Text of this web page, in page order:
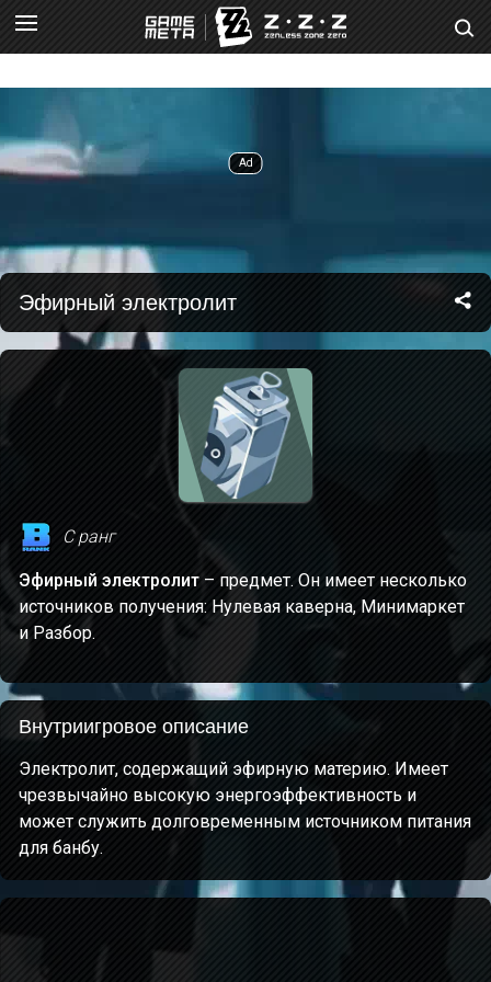
Эфирный электролит
С ранг
Эфирный электролит – предмет. Он имеет несколько
источников получения: Нулевая каверна, Минимаркет
и Разбор.
Внутриигровое описание
Электролит, содержащий эфирную материю. Имеет
чрезвычайно высокую энергоэффективность и
может служить долговременным источником питания
для банбу.